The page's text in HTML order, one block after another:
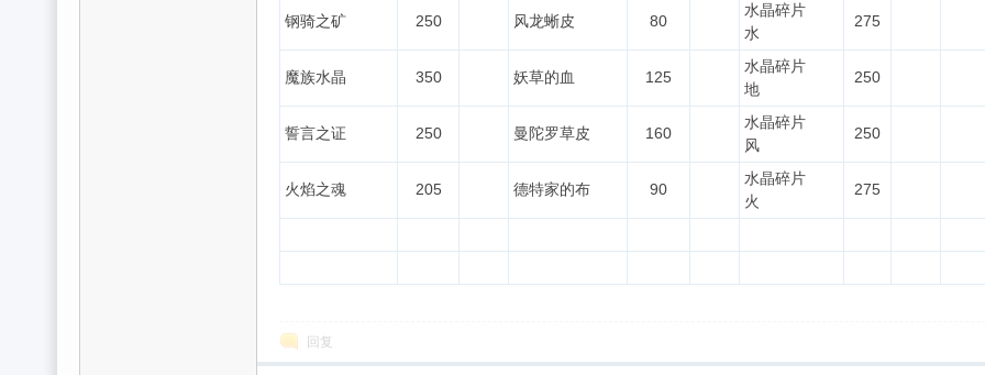
钢骑之矿 250 风龙蜥皮 80
水晶碎片
水
275
魔族水晶 350 妖草的血 125
水晶碎片
地
250
誓言之证 250 曼陀罗草皮 160
水晶碎片
风
250
火焰之魂 205 德特家的布 90
水晶碎片
火
275
回复